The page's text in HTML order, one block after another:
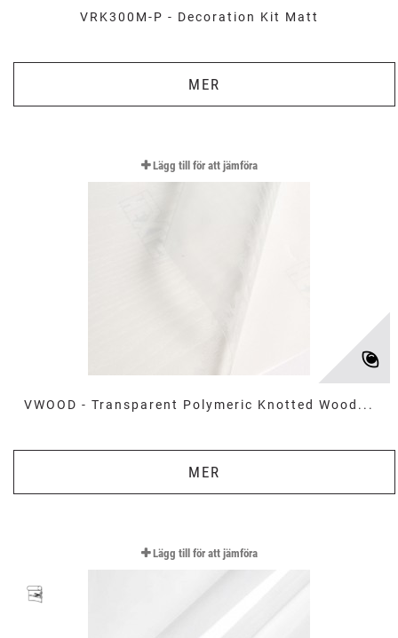
VRK300M-P - Decoration Kit Matt
MER
VWOOD - Transparent Polymeric Knotted Wood...
MER
Lägg till för att jämföra
Lägg till för att jämföra